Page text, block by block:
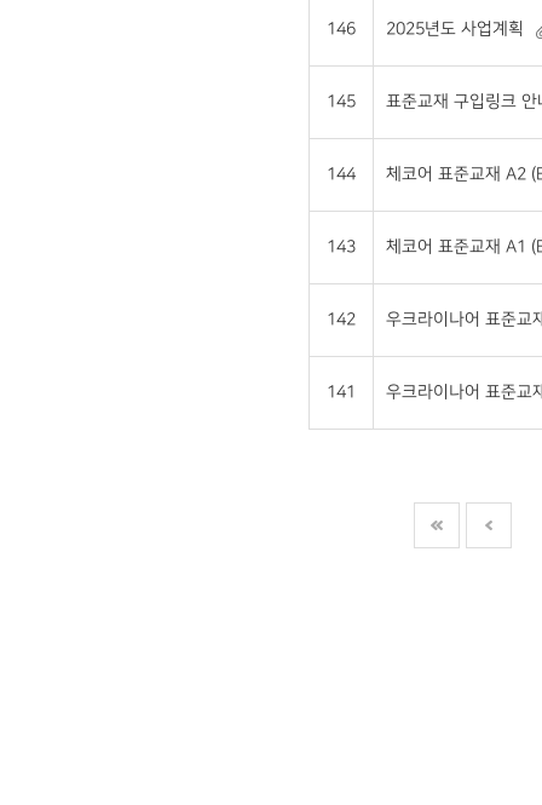
146 2025년도 사업계획
145 표준교재 구입링크 안
144 체코어 표준교재 A2
143 체코어 표준교재 A1
142 우크라이나어 표준교
141 우크라이나어 표준교